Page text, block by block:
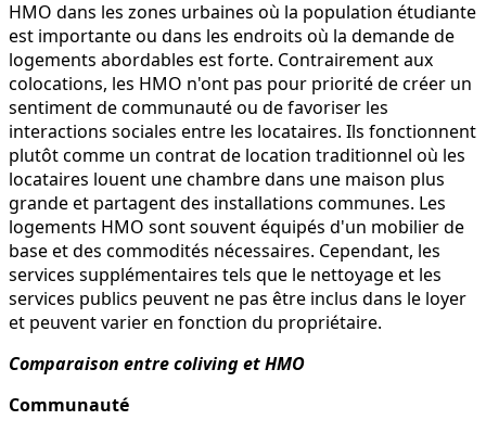
HMO dans les zones urbaines où la population étudiante
est importante ou dans les endroits où la demande de
logements abordables est forte. Contrairement aux
colocations, les HMO n'ont pas pour priorité de créer un
sentiment de communauté ou de favoriser les
interactions sociales entre les locataires. Ils fonctionnent
plutôt comme un contrat de location traditionnel où les
locataires louent une chambre dans une maison plus
grande et partagent des installations communes. Les
logements HMO sont souvent équipés d'un mobilier de
base et des commodités nécessaires. Cependant, les
services supplémentaires tels que le nettoyage et les
services publics peuvent ne pas être inclus dans le loyer
et peuvent varier en fonction du propriétaire.
Comparaison entre coliving et HMO
Communauté